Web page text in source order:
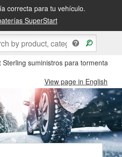
correcta para tu vehículo.
SuperStart
Sterling suministros para tormentas
View page in English